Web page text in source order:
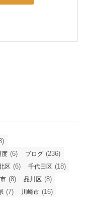
度 (6) ブログ (236)
区 (6) 千代田区 (18)
(8) 品川区 (8)
(7) 川崎市 (16)